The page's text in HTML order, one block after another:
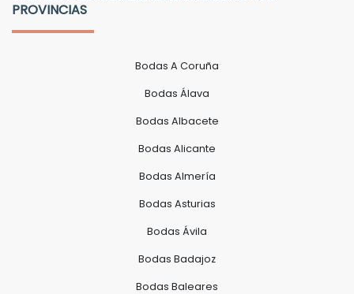
PROVINCIAS
Bodas A Coruña
Bodas Álava
Bodas Albacete
Bodas Alicante
Bodas Almería
Bodas Asturias
Bodas Ávila
Bodas Badajoz
Bodas Baleares